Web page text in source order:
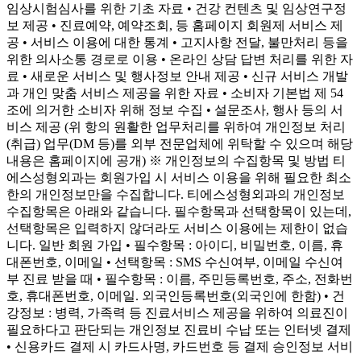
임상시험심사를 위한 기초 자료 • 건강 컨텐츠 및 임상연구정
보 제공 • 진료예약, 예약조회, 등 홈페이지 회원제 서비스 제
공 • 서비스 이용에 대한 통계 • 고지사항 전달, 불만처리 등을
위한 의사소통 경로로 이용 • 온라인 상담 답변 처리를 위한 자
료 • 새로운 서비스 및 행사정보 안내 제공 • 신규 서비스 개발
과 개인 맞춤 서비스 제공을 위한 자료 • 소비자 기본법 제 54
조에 의거한 소비자 위해 정보 수집 • 설문조사, 행사 등의 서
비스 제공 (위 항의 원활한 업무처리를 위하여 개인정보 처리
(취급) 업무(DM 등)를 외부 전문업체에 위탁할 수 있으며 해당
내용은 홈페이지에 공개) ※ 개인정보의 수집항목 및 방법 티
에스성형외과는 회원가입 시 서비스 이용을 위해 필요한 최소
한의 개인정보만을 수집합니다. 티에스성형외과의 개인정보
수집항목은 아래와 같습니다. 필수항목과 선택항목이 있는데,
선택항목은 입력하지 않더라도 서비스 이용에는 제한이 없습
니다. 일반 회원 가입 • 필수항목 : 아이디, 비밀번호, 이름, 휴
대폰번호, 이메일 • 선택항목 : SMS 수신여부, 이메일 수신여
부 진료 받을 때 • 필수항목 : 이름, 주민등록번호, 주소, 전화번
호, 휴대폰번호, 이메일. 외국인등록번호(외국인에 한함) • 건
강정보 : 병력, 가족력 등 진료서비스 제공을 위하여 의료진이
필요하다고 판단되는 개인정보 진료비 수납 또는 인터넷 결제
• 신용카드 결제 시 카드사명, 카드번호 등 결제 승인정보 서비